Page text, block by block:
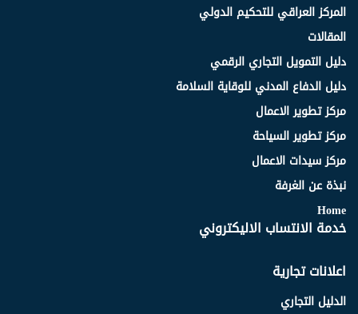
المركز العراقي للتحكيم الدولي
المقالات
دليل التمويل التجاري الرقمي
دليل الدفاع المدني للوقاية السلامة
مركز تطوير الاعمال
مركز تطوير السياحة
مركز سيدات الاعمال
نبذة عن الغرفة
Home
خدمة الانتساب الاليكتروني
اعلانات تجارية
الدليل التجاري